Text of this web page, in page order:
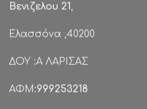
Βενιζελου 21,
Ελασσόνα ,40200
ΔΟΥ :Α ΛΑΡΙΣΑΣ
ΑΦΜ:999253218